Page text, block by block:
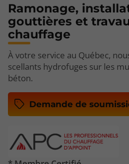
Ramonage,
gouttières et
chauffage
À votre service au Québec,
scellants hydrofuges sur les
béton.
Demande de